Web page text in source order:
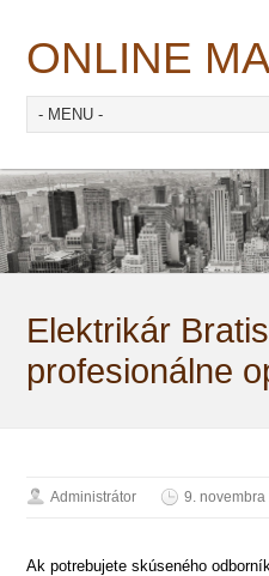
ONLINE
Elektrikár
profesionálne
Administrátor 9. novembra
Ak potrebujete skúseného